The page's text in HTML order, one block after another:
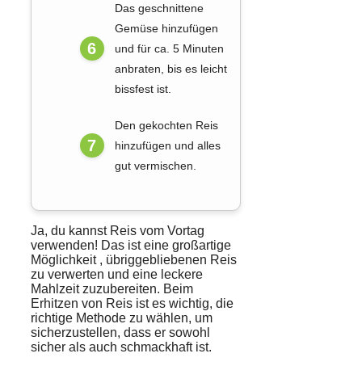
Das geschnittene
Gemüse hinzufügen
und für ca. 5 Minuten
anbraten, bis es leicht
bissfest ist.
Den gekochten Reis
hinzufügen und alles
gut vermischen.
Ja, du kannst Reis vom Vortag
verwenden! Das ist eine großartige
Möglichkeit , übriggebliebenen Reis
zu verwerten und eine leckere
Mahlzeitzuzubereiten. Beim
Erhitzen von Reis ist es wichtig, die
richtige Methode zu wählen, um
sicherzustellen, dass er sowohl
sicher als auch schmackhaft ist.